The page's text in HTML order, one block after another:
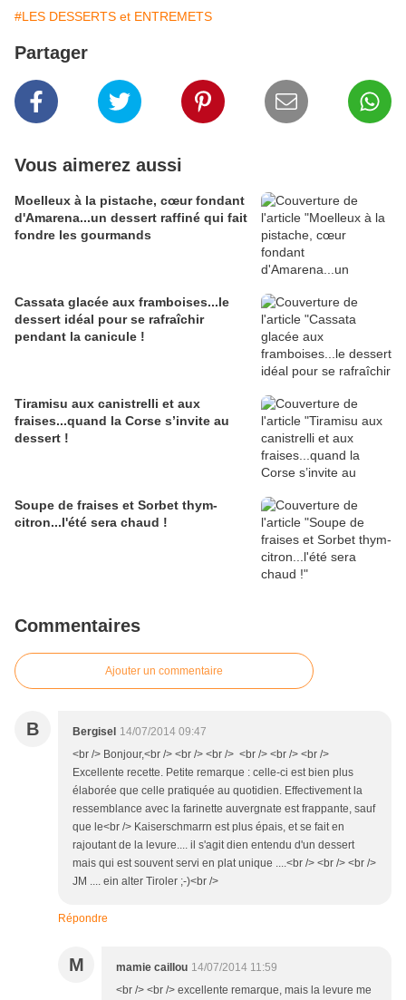
#LES DESSERTS et ENTREMETS
Partager
Vous aimerez aussi
Moelleux à la pistache, cœur fondant
d'Amarena...un dessert raffiné qui fait
fondre les gourmands
Cassata glacée aux framboises...le
dessert idéal pour se rafraîchir
pendant la canicule !
Tiramisu aux canistrelli et aux
fraises...quand la Corse s’invite au
dessert !
Soupe de fraises et Sorbet thym-
citron...l'été sera chaud !
Commentaires
Ajouter un commentaire
B Bergisel 14/07/2014 09:47
<br /> Bonjour,<br /> <br /> <br /> <br /> <br /> <br />
Excellente recette. Petite remarque : celle-ci est bien plus
élaborée que celle pratiquée au quotidien. Effectivement la
ressemblance avec la farinette auvergnate est frappante, sauf
que le<br /> Kaiserschmarrn est plus épais, et se fait en
rajoutant de la levure.... il s'agit dien entendu d'un dessert
mais qui est souvent servi en plat unique ....<br /> <br /> <br />
JM .... ein alter Tiroler ;-)<br />
Répondre
M mamie caillou 14/07/2014 11:59
<br /> <br /> excellente remarque, mais la levure me